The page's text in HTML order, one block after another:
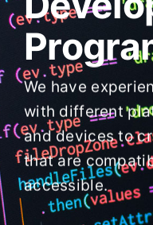
We have
with different
and devices to
that are
accessible.